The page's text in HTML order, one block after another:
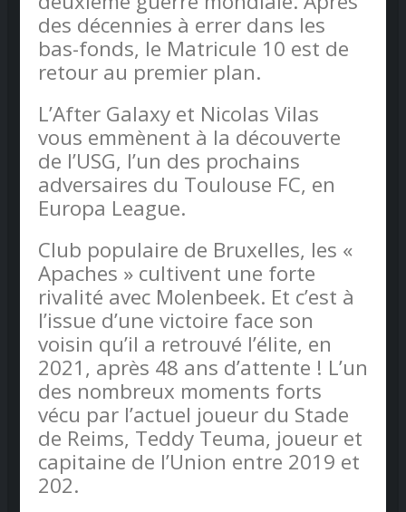
des décennies à errer dans les
bas-fonds, le Matricule 10 est de
retour au premier plan.
L’After Galaxy et Nicolas Vilas
vous emmènent à la découverte
de l’USG, l’un des prochains
adversaires du Toulouse FC, en
Europa League.
Club populaire de Bruxelles, les «
Apaches » cultivent une forte
rivalité avec Molenbeek. Et c’est à
l’issue d’une victoire face son
voisin qu’il a retrouvé l’élite, en
2021, après 48 ans d’attente ! L’un
des nombreux moments forts
vécu par l’actuel joueur du Stade
de Reims, Teddy Teuma, joueur et
capitaine de l’Union entre 2019 et
202.